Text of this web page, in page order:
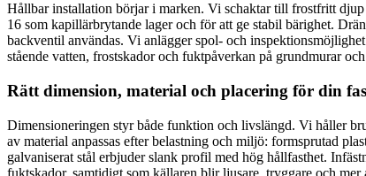
Hållbar installation börjar i marken. Vi schaktar till frostfritt
16 som kapillärbrytande lager och för att ge stabil bärighet.
backventil användas. Vi anlägger spol- och
stående vatten, frostskador och fuktpåverkan på grundmurar
Rätt dimension, material och placering för din
Dimensioneringen styr både funktion och livslängd. Vi håller
av material anpassas efter belastning och miljö: formsprutad
galvaniserat stål erbjuder slank profil med hög hållfasthet.
fuktskador, samtidigt som källaren blir ljusare, tryggare och